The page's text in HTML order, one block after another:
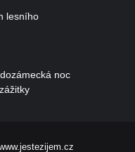
lesního
noc